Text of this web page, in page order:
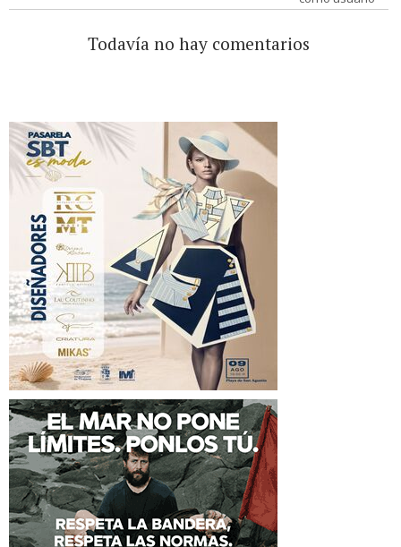
Todavía no hay comentarios